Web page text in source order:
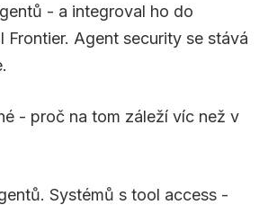
- a integroval ho do
Frontier. Agent security se stává
- proč na tom záleží víc než v
Systémů s tool access -